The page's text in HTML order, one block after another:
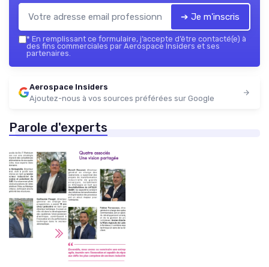
➔ Je m'inscris
* En remplissant ce formulaire, j’accepte d’être contacté(e) à
des fins commerciales par Aerospace Insiders et ses
partenaires.
Aerospace Insiders
Ajoutez-nous à vos sources préférées sur Google
Parole d'experts